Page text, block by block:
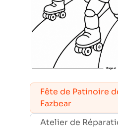
Fête de Patinoire
Fazbear
Atelier de